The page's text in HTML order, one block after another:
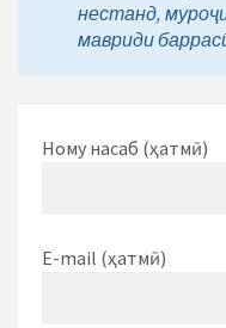
нестанд,
мавриди
Ному насаб (ҳатмӣ)
E-mail (ҳатмӣ)